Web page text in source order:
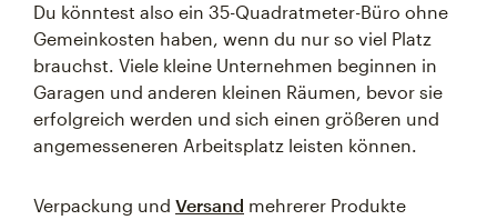
Du könntest also ein 35-Quadratmeter-Büro ohne
Gemeinkosten haben, wenn du nur so viel Platz
brauchst. Viele kleine Unternehmen beginnen in
Garagen und anderen kleinen Räumen, bevor sie
erfolgreich werden und sich einen größeren und
angemesseneren Arbeitsplatz leisten können.
Verpackung und Versand mehrerer Produkte